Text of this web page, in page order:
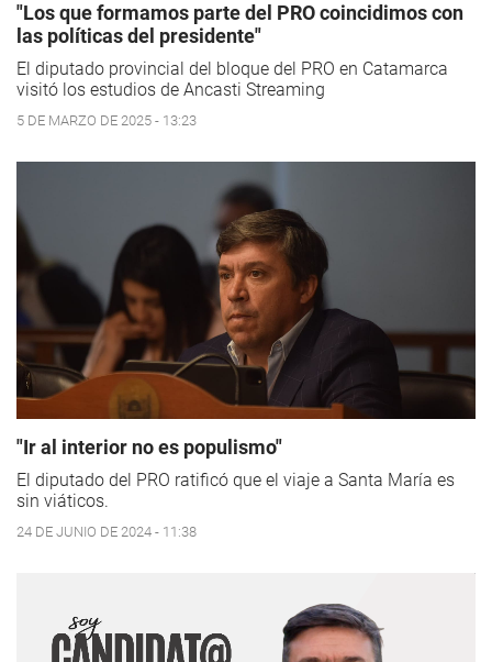
"Los que formamos parte del PRO coincidimos con
las políticas del presidente"
El diputado provincial del bloque del PRO en Catamarca
visitó los estudios de Ancasti Streaming
5 DE MARZO DE 2025 - 13:23
"Ir al interior no es populismo"
El diputado del PRO ratificó que el viaje a Santa María es
sin viáticos.
24 DE JUNIO DE 2024 - 11:38